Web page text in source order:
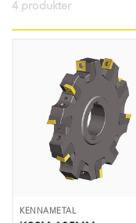
4 produkter
KENNAMETAL